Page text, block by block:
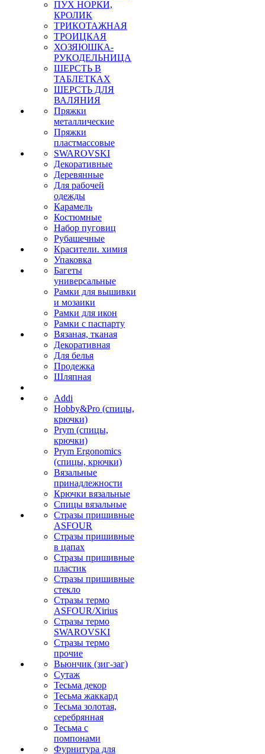
ПУХ НОРКИ,
КРОЛИК
ТРИКОТАЖНАЯ
ТРОИЦКАЯ
ХОЗЯЮШКА-
РУКОДЕЛЬНИЦА
ШЕРСТЬ В
ТАБЛЕТКАХ
ШЕРСТЬ ДЛЯ
ВАЛЯНИЯ
Пряжки
металлические
Пряжки
пластмассовые
SWAROVSKI
Декоративные
Деревянные
Для рабочей
одежды
Карамель
Костюмные
Набор пуговиц
Рубашечные
Красители. химия
Упаковка
Багеты
универсальные
Рамки для вышивки
и мозаики
Рамки для икон
Рамки с паспарту
Вязаная, тканая
Декоративная
Для белья
Продежка
Шляпная
Addi
Hobby&Pro (спицы,
крючки)
Prym (спицы,
крючки)
Prym Ergonomics
(спицы, крючки)
Вязальные
принадлежности
Крючки вязальные
Спицы вязальные
Стразы пришивные
ASFOUR
Стразы пришивные
в цапах
Стразы пришивные
пластик
Стразы пришивные
стекло
Стразы термо
ASFOUR/Xirius
Стразы термо
SWAROVSKI
Стразы термо
прочие
Вьюнчик (зиг-заг)
Сутаж
Тесьма декор
Тесьма жаккард
Тесьма золотая,
серебрянная
Тесьма с
помпонами
Фурнитура для